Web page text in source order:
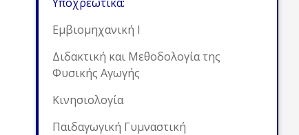
Εμβιομηχανική Ι
Διδακτική και Μεθοδολογία της
Φυσικής Αγωγής
Κινησιολογία
Παιδαγωγική Γυμναστική